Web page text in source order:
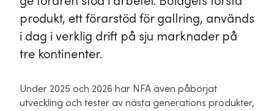
produkt, ett förarstöd för gallring, används
i dag i verklig drift på sju marknader på
tre kontinenter.
Under 2025 och 2026 har NFA även påbörjat
utveckling och tester av nästa generations produkter,